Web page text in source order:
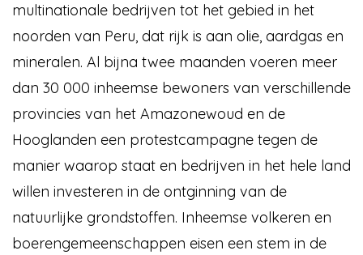
multinationale bedrijven tot het gebied in het
noorden van Peru, dat rijk is aan olie, aardgas en
mineralen. Al bijna twee maanden voeren meer
dan 30 000 inheemse bewoners van verschillende
provincies van het Amazonewoud en de
Hooglanden een protestcampagne tegen de
manier waarop staat en bedrijven in het hele land
willen investeren in de ontginning van de
natuurlijke grondstoffen. Inheemse volkeren en
boerengemeenschappen eisen een stem in de